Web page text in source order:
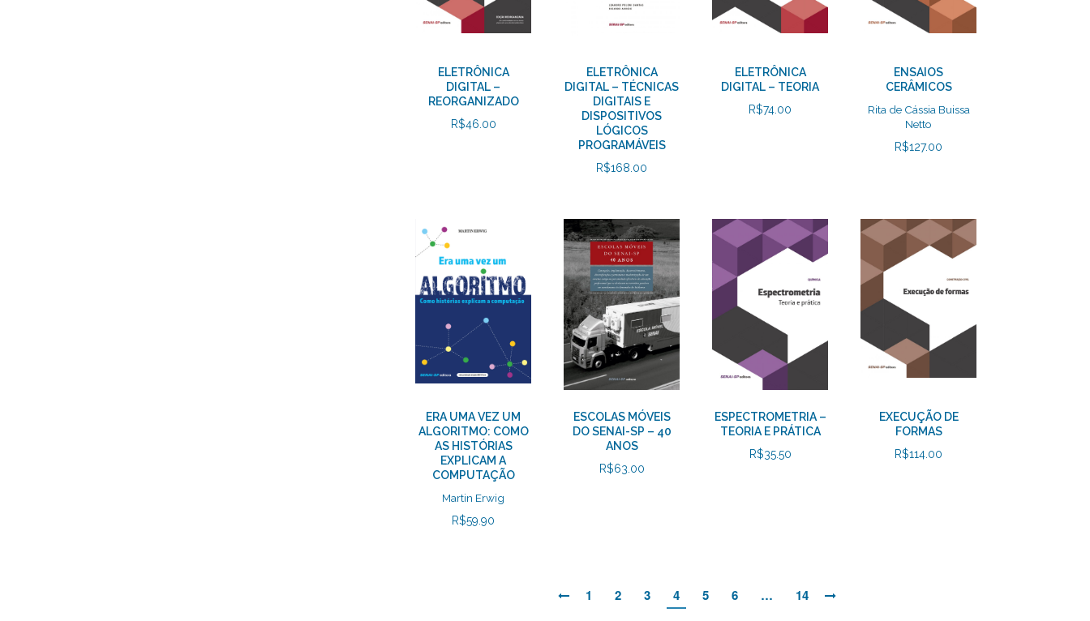
ELETRÔNICA
DIGITAL –
REORGANIZADO
R$46.00
ELETRÔNICA
DIGITAL – TÉCNICAS
DIGITAIS E
DISPOSITIVOS
LÓGICOS
PROGRAMÁVEIS
R$168.00
ELETRÔNICA
DIGITAL – TEORIA
R$74.00
ENSAIOS
CERÂMICOS
Rita de Cássia Buissa
Netto
R$127.00
ERA UMA VEZ UM
ALGORITMO: COMO
AS HISTÓRIAS
EXPLICAM A
COMPUTAÇÃO
Martin Erwig
R$59.90
ESCOLAS MÓVEIS
DO SENAI-SP – 40
ANOS
R$63.00
ESPECTROMETRIA –
TEORIA E PRÁTICA
R$35.50
EXECUÇÃO DE
FORMAS
R$114.00
1 2 3 4 5 6 … 14